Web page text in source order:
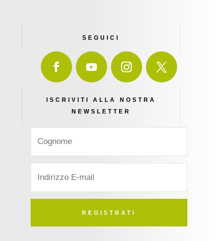
SEGUICI
ISCRIVITI ALLA NOSTRA
NEWSLETTER
REGISTRATI